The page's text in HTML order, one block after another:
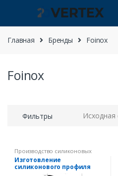
Перейти к навигации
перейти к содержанию
Главная Бренды Foinox
Foinox
Фильтры
Производство силиконовых
уплотнений
Изготовление
силиконового профиля
уплотнитель дверной